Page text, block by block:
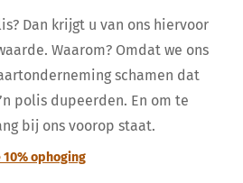
Dan krijgt u van ons hiervoor
Waarom? Omdat we ons
schamen dat
polis dupeerden. En om te
bij ons voorop staat.
ophoging